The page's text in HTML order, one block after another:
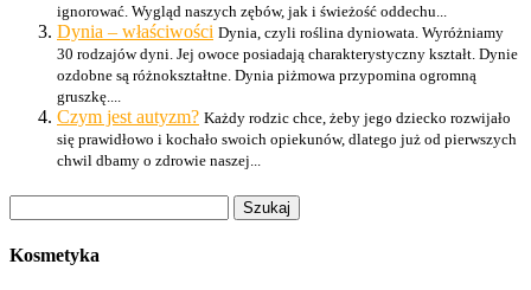
ignorować. Wygląd naszych zębów, jak i świeżość oddechu...
Dynia – właściwości Dynia, czyli roślina dyniowata. Wyróżniamy
30 rodzajów dyni. Jej owoce posiadają charakterystyczny kształt. Dynie
ozdobne są różnokształtne. Dynia piżmowa przypomina ogromną
gruszkę....
Czym jest autyzm? Każdy rodzic chce, żeby jego dziecko rozwijało
się prawidłowo i kochało swoich opiekunów, dlatego już od pierwszych
chwil dbamy o zdrowie naszej...
Kosmetyka